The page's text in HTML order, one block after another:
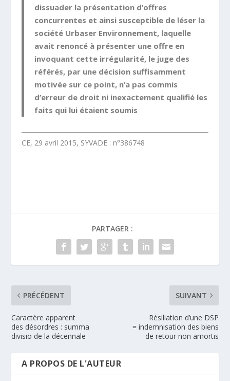
dissuader la présentation d’offres
concurrentes et ainsi susceptible de léser la
société Urbaser Environnement, laquelle
avait renoncé à présenter une offre en
invoquant cette irrégularité, le juge des
référés, par une décision suffisamment
motivée sur ce point, n’a pas commis
d’erreur de droit ni inexactement qualifié les
faits qui lui étaient soumis
CE, 29 avril 2015, SYVADE : n°386748
PARTAGER :
PRÉCÉDENT
Caractère apparent
des désordres : summa
divisio de la décennale
SUIVANT
Résiliation d’une DSP
= indemnisation des biens
de retour non amortis
A PROPOS DE L'AUTEUR